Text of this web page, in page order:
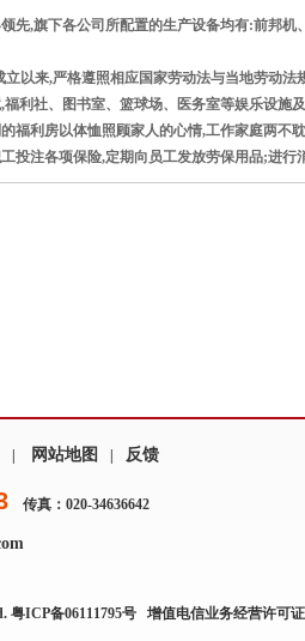
先,旗下各公司所配置的生产设备均有:前邦
以来,严格遵照相应国家劳动法与当地劳动
利社、图书室、篮球场、医务室等娱乐设
福利房以体恤照顾家人的心情,工作家庭两不耽
投注各项保险,定期向员工发放劳保用品;进行
网站地图 反馈
传真：020-34636642
粤ICP备06111795号 增值电信业务经营许可